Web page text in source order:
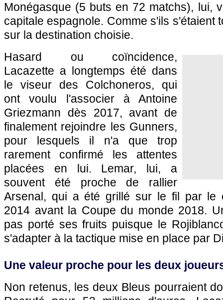
Monégasque (5 buts en 72 matchs), lui,
capitale espagnole. Comme s'ils s'étaient
sur la destination choisie.
Hasard ou coïncidence,
Lacazette a longtemps été dans
le viseur des Colchoneros, qui
ont voulu l'associer à Antoine
Griezmann dès 2017, avant de
finalement rejoindre les Gunners,
pour lesquels il n'a que trop
rarement confirmé les attentes
placées en lui. Lemar, lui, a
souvent été proche de rallier
Arsenal, qui a été grillé sur le fil par le
2014 avant la Coupe du monde 2018.
pas porté ses fruits puisque le
s'adapter à la tactique mise en place par
Une valeur proche pour les deux
Non retenus, les deux Bleus pourraient